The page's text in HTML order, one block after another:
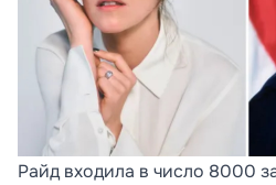
Райд входила в число 8000